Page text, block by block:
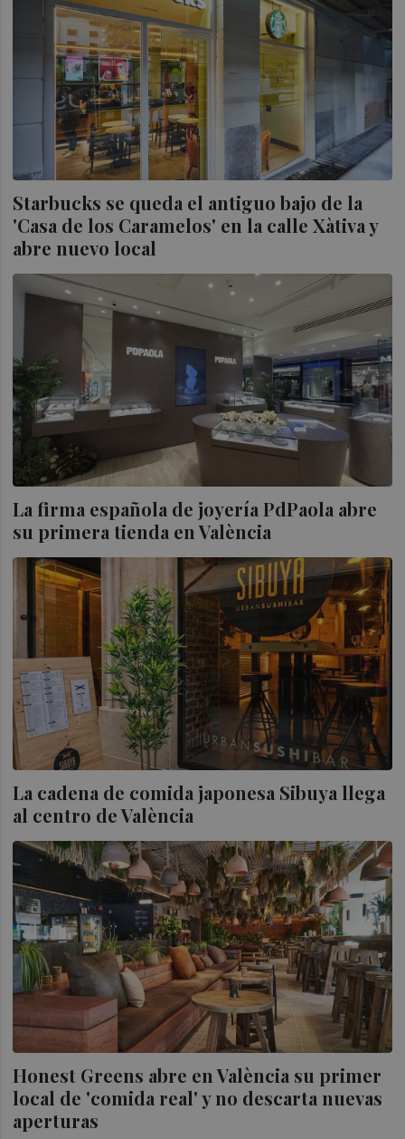
Starbucks se queda el antiguo bajo de la
'Casa de los Caramelos' en la calle Xàtiva y
abre nuevo local
La firma española de joyería PdPaola abre
su primera tienda en València
La cadena de comida japonesa Sibuya llega
al centro de València
Honest Greens abre en València su primer
local de 'comida real' y no descarta nuevas
aperturas